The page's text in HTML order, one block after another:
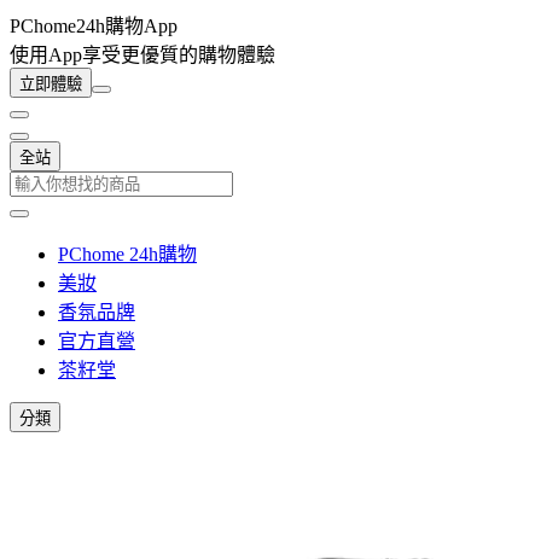
PChome24h購物App
使用App享受更優質的購物體驗
立即體驗
全站
PChome 24h購物
美妝
香氛品牌
官方直營
茶籽堂
分類